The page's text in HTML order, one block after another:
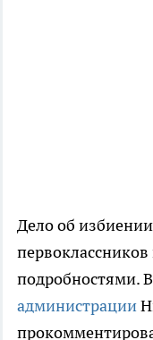
Дело об
подробностями. В
администрации